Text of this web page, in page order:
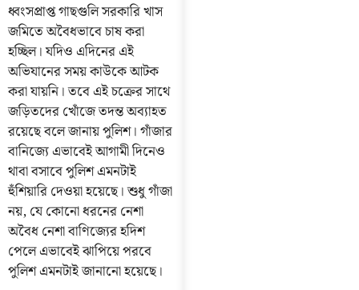
ধ্বংসপ্রাপ্ত গাছগুলি সরকারি খাস
জমিতে অবৈধভাবে চাষ করা
হচ্ছিল। যদিও এদিনের এই
অভিযানের সময় কাউকে আটক
করা যায়নি। তবে এই চক্রের সাথে
জড়িতদের খোঁজে তদন্ত অব্যাহত
রয়েছে বলে জানায় পুলিশ। গাঁজার
বানিজ্যে এভাবেই আগামী দিনেও
থাবা বসাবে পুলিশ এমনটাই
হুঁশিয়ারি দেওয়া হয়েছে। শুধু গাঁজা
নয়, যে কোনো ধরনের নেশা
অবৈধ নেশা বাণিজ্যের হদিশ
পেলে এভাবেই ঝাপিয়ে পরবে
পুলিশ এমনটাই জানানো হয়েছে।